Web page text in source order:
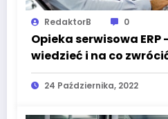
RedaktorB 0
Opieka serwisowa ERP
wiedzieć i na co
24 Października, 2022